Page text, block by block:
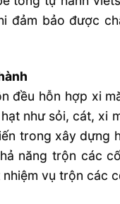
đảm bảo được
đều hỗn hợp xi
như sỏi, cát, xi
trong xây dựng
năng trộn các
vụ trộn các